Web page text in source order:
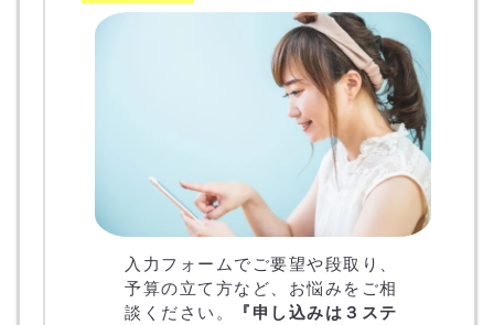
入力フォームでご要望や段取り、
予算の立て方など、お悩みをご相
談ください。
『申し込みは３ステ